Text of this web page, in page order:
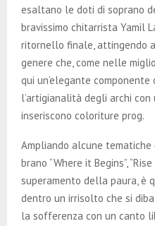
esaltano le doti di soprano
bravissimo chitarrista Yamil
ritornello finale, attingendo
genere che, come nelle
qui un’elegante
l’artigianalità degli archi con
inseriscono coloriture prog.
Ampliando alcune
brano “Where it Begins”,
superamento della paura, è
dentro un irrisolto che si
la sofferenza con un canto